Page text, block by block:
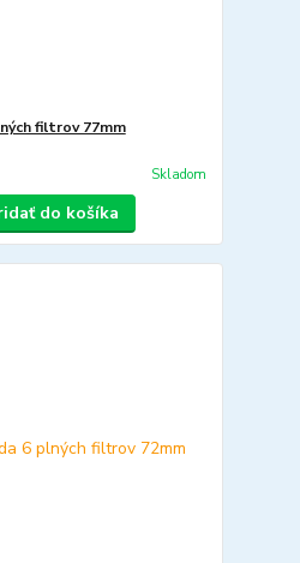
filtrov 77mm
Skladom
do košíka